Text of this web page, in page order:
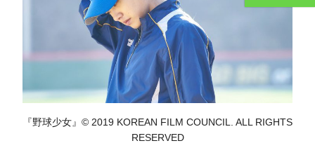
『野球少女』© 2019 KOREAN FILM COUNCIL. ALL RIGHTS
RESERVED